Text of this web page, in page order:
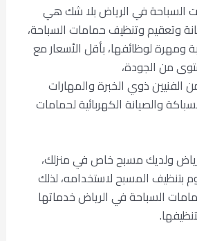
السباحة في الرياض بلا شك هي
وتعقيم وتنظيف حمامات السباحة،
ومهرة لوظائفها، بأقل الأسعار مع
من الجودة،
الفنيين ذوي الخبرة والمهارات
والصيانة الكهربائية لحمامات
ولديك مسبح خاص في منزلك،
بتنظيف المسبح لاستخدامه، لذلك
السباحة في الرياض خدماتها